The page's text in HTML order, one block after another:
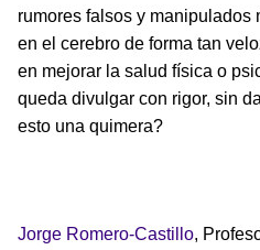
rumores falsos y manipulados
en el cerebro de forma tan
en mejorar la salud física o
queda divulgar con rigor, sin
esto una quimera?
Jorge Romero-Castillo,